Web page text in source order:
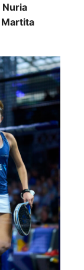
Nuria
Martita